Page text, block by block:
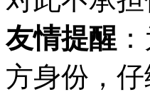
友情提醒
方身份，